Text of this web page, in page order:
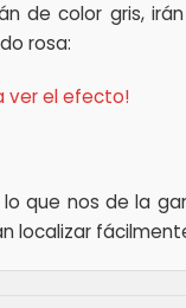
de color gris,
rosa:
ver el efecto!
que nos de la
localizar